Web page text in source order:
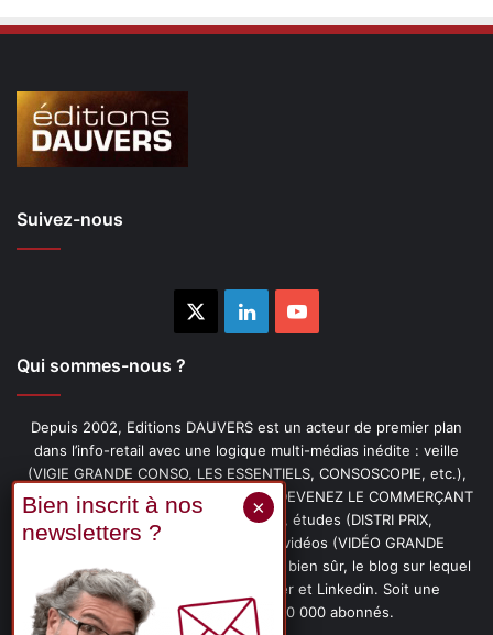
Suivez-nous
LinkedinYouTube
Qui sommes-nous ?
Depuis 2002, Editions DAUVERS est un acteur de premier plan
dans l’info-retail avec une logique multi-médias inédite : veille
(VIGIE GRANDE CONSO, LES ESSENTIELS, CONSOSCOPIE, etc.),
livres (PENSER-CLIENT, IMAGE-PRIX, DEVENEZ LE COMMERÇANT
PRÉFÉRÉ DE VOS CLIENTS, etc.), études (DISTRI PRIX,
PROMOFLASH, DRIVE INSIGHTS), vidéos (VIDÉO GRANDE
CONSO), podcasts (CAFÉ CONSO) et, bien sûr, le blog sur lequel
vous êtes, ainsi que les fils Twitter et Linkedin. Soit une
communauté de plus de 150 000 abonnés.